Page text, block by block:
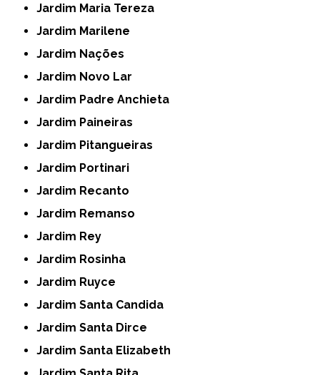
Jardim Maria Tereza
Jardim Marilene
Jardim Nações
Jardim Novo Lar
Jardim Padre Anchieta
Jardim Paineiras
Jardim Pitangueiras
Jardim Portinari
Jardim Recanto
Jardim Remanso
Jardim Rey
Jardim Rosinha
Jardim Ruyce
Jardim Santa Candida
Jardim Santa Dirce
Jardim Santa Elizabeth